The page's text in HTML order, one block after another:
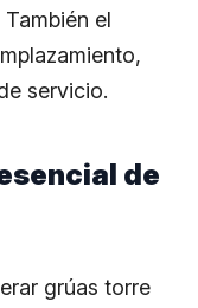
el
servicio.
de
grúas torre